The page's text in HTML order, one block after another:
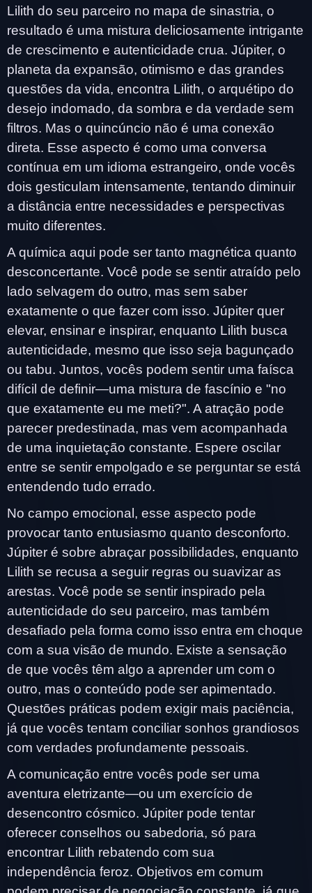
Lilith do seu parceiro no mapa de sinastria, o
resultado é uma mistura deliciosamente intrigante
de crescimento e autenticidade crua. Júpiter, o
planeta da expansão, otimismo e das grandes
questões da vida, encontra Lilith, o arquétipo do
desejo indomado, da sombra e da verdade sem
filtros. Mas o quincúncio não é uma conexão
direta. Esse aspecto é como uma conversa
contínua em um idioma estrangeiro, onde vocês
dois gesticulam intensamente, tentando diminuir
a distância entre necessidades e perspectivas
muito diferentes.
A química aqui pode ser tanto magnética quanto
desconcertante. Você pode se sentir atraído pelo
lado selvagem do outro, mas sem saber
exatamente o que fazer com isso. Júpiter quer
elevar, ensinar e inspirar, enquanto Lilith busca
autenticidade, mesmo que isso seja bagunçado
ou tabu. Juntos, vocês podem sentir uma faísca
difícil de definir—uma mistura de fascínio e "no
que exatamente eu me meti?". A atração pode
parecer predestinada, mas vem acompanhada
de uma inquietação constante. Espere oscilar
entre se sentir empolgado e se perguntar se está
entendendo tudo errado.
No campo emocional, esse aspecto pode
provocar tanto entusiasmo quanto desconforto.
Júpiter é sobre abraçar possibilidades, enquanto
Lilith se recusa a seguir regras ou suavizar as
arestas. Você pode se sentir inspirado pela
autenticidade do seu parceiro, mas também
desafiado pela forma como isso entra em choque
com a sua visão de mundo. Existe a sensação
de que vocês têm algo a aprender um com o
outro, mas o conteúdo pode ser apimentado.
Questões práticas podem exigir mais paciência,
já que vocês tentam conciliar sonhos grandiosos
com verdades profundamente pessoais.
A comunicação entre vocês pode ser uma
aventura eletrizante—ou um exercício de
desencontro cósmico. Júpiter pode tentar
oferecer conselhos ou sabedoria, só para
encontrar Lilith rebatendo com sua
independência feroz. Objetivos em comum